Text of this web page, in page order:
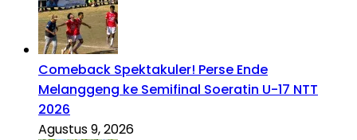
Comeback Spektakuler! Perse Ende
Melanggeng ke Semifinal Soeratin U-17 NTT
2026
Agustus 9, 2026